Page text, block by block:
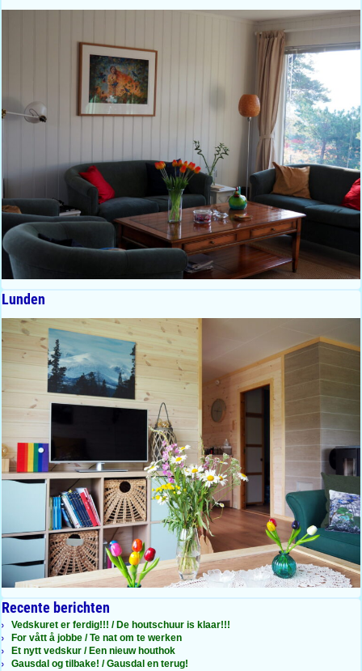
Lunden
Recente berichten
Vedskuret er ferdig!!! / De houtschuur is klaar!!!
For vått å jobbe / Te nat om te werken
Et nytt vedskur / Een nieuw houthok
Gausdal og tilbake! / Gausdal en terug!